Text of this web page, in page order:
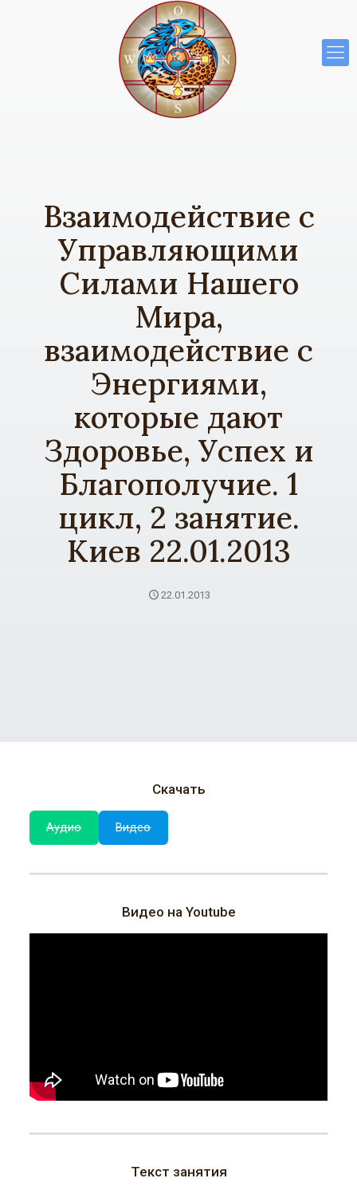
Взаимодействие с
Управляющими
Силами Нашего
Мира,
взаимодействие с
Энергиями,
которые дают
Здоровье, Успех и
Благополучие. 1
цикл, 2 занятие.
Киев 22.01.2013
22.01.2013
Скачать
Аудио Видео
Видео на Youtube
Текст занятия